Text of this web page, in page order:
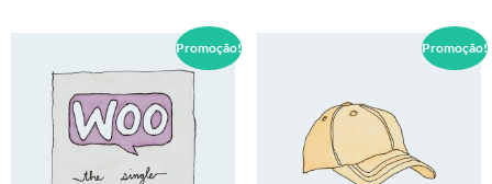
Promoção! Promoção!